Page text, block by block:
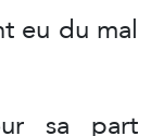
eu du mal
sa part